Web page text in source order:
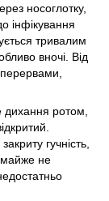
носоглотку,
інфікування
тривалим
вночі. Від
дихання ротом,
гучність,
майже не